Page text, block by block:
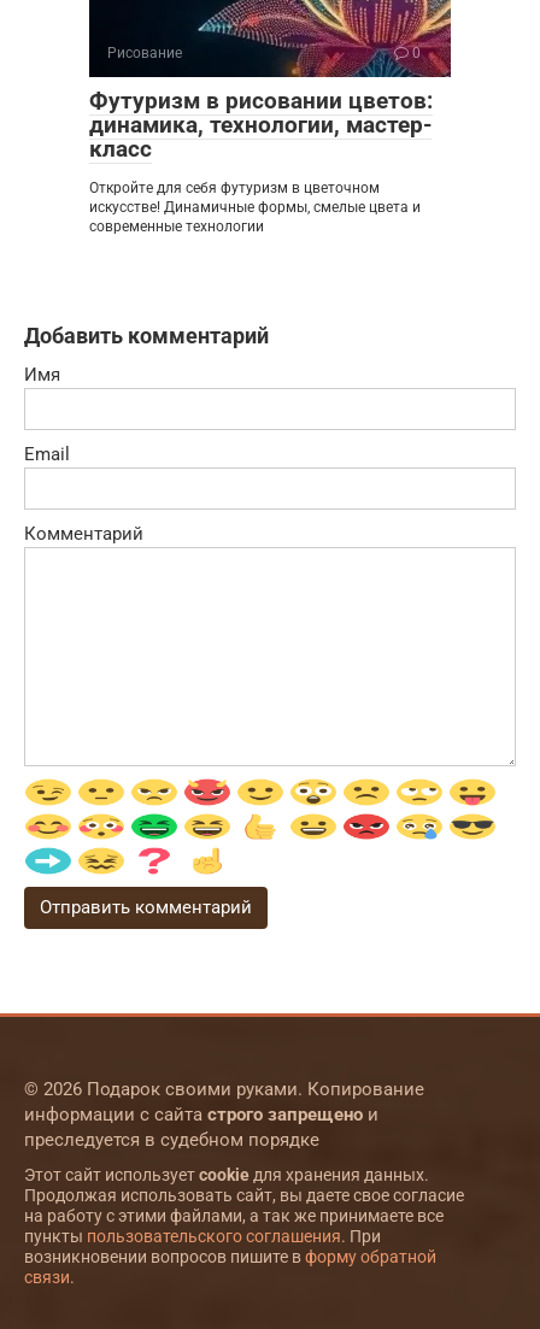
Рисование 0
Футуризм в рисовании цветов:
динамика, технологии, мастер-
класс
Откройте для себя футуризм в цветочном
искусстве! Динамичные формы, смелые цвета и
современные технологии
Добавить комментарий
Имя
Email
Комментарий
© 2026 Подарок своими руками. Копирование
информации с сайта строго запрещено и
преследуется в судебном порядке
Этот сайт используетcookie для хранения данных.
Продолжая использовать сайт, вы даете свое согласие
на работу с этими файлами, а так же принимаете все
пункты пользовательского соглашения. При
возникновении вопросов пишите вформу обратной
связи.